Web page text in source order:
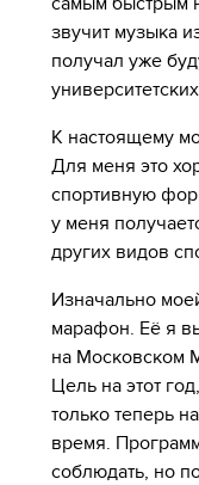
звучит музыка
получал уже
К настоящему
Для меня это
спортивную
у меня
других видов
Изначально
марафон. Её я
на Московском
Цель на этот
только теперь
время.
соблюдать, но